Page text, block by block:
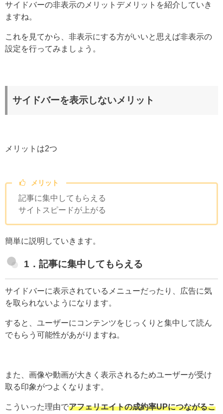
サイドバーの非表示のメリットデメリットを紹介していき
ますね。
これを見てから、非表示にする方がいいと思えば非表示の
設定を行ってみましょう。
サイドバーを表示しないメリット
メリットは2つ
メリット
記事に集中してもらえる
サイトスピードが上がる
簡単に説明していきます。
1．記事に集中してもらえる
サイドバーに表示されているメニューだったり、広告に気
を取られないようになります。
すると、ユーザーにコンテンツをじっくりと集中して読ん
でもらう可能性があがりますね。
また、画像や動画が大きく表示されるためユーザーが受け
取る印象がつよくなります。
こういった理由でアフェリエイトの成約率UPにつながるこ